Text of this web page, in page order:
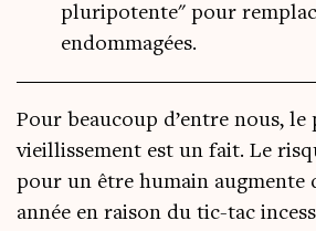
pluripotente" pour
endommagées.
Pour beau­coup d’entre nous, le
vieillis­se­ment est un fait. Le
pour un être humain aug­mente
année en rai­son du tic-tac